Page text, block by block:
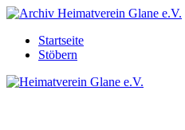
Startseite
Stöbern